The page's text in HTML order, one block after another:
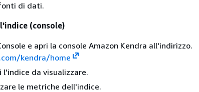
di dati.
(console)
e apri la console Amazon Kendra all'indirizzo.
kendra/home
da visualizzare.
le metriche dell'indice.